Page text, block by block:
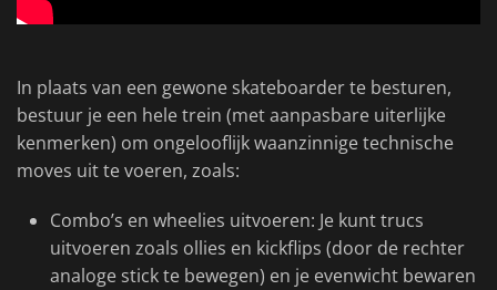
In plaats van een gewone skateboarder te besturen,
bestuur je een hele trein (met aanpasbare uiterlijke
kenmerken) om ongelooflijk waanzinnige technische
moves uit te voeren, zoals:
Combo’s en wheelies uitvoeren: Je kunt trucs
uitvoeren zoals ollies en kickflips (door de rechter
analoge stick te bewegen) en je evenwicht bewaren